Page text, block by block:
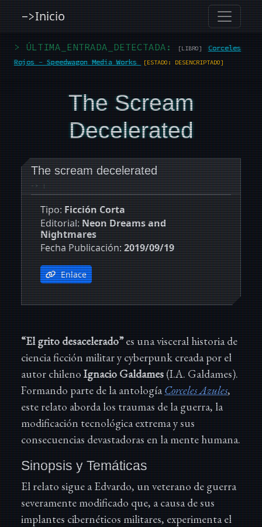
->Inicio
> ÚLTIMA_ENTRADA_DETECTADA: [LIBRO]
Corceles
Rojos - Speedwagon Media Works
[ESTADO: DESENCRIPTADO]
The Scream
Decelerated
The scream decelerated
-> |
Tipo: Ficción Corta
Editorial: Neon Dreams and
Nightmares
Fecha Publicación: 2019/09/19
Enlace
“El grito desacelerado”es una visceral historia de
ciencia ficción militar y cyberpunk creada por el
autor chileno Ignacio Galdames (I.A. Galdames).
Formando parte de la antología Corceles Azules,
este relato aborda los traumas de la guerra, la
modificación tecnológica extrema y sus
consecuencias devastadoras en la mente humana.
Sinopsis y Temáticas
El relato sigue a Edvardo, un veterano de guerra
severamente modificado que, a causa de sus
implantes cibernéticos militares, experimenta el